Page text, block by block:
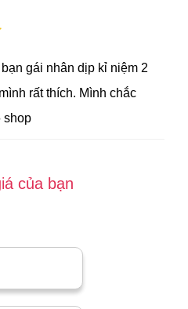
gái nhân dịp kỉ niệm 2
rất thích. Mình chắc
shop
của bạn